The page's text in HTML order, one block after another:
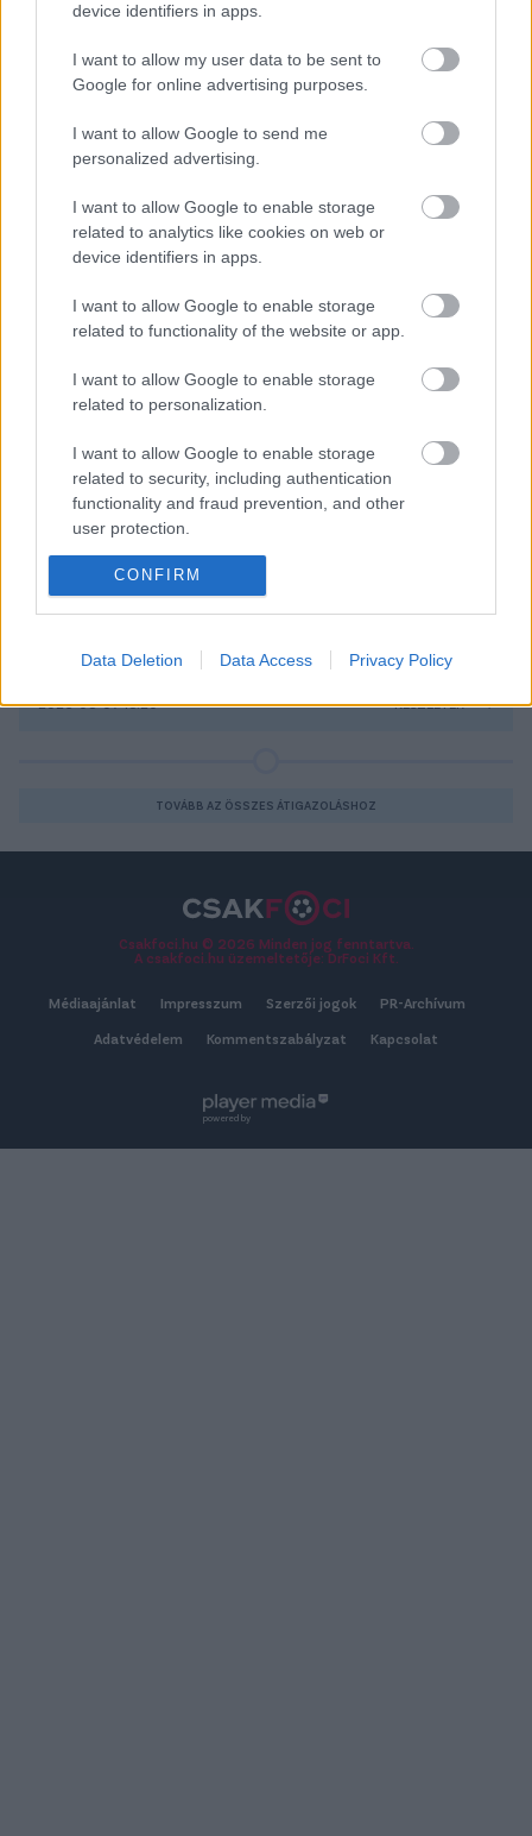
device identifiers in apps.
I want to allow my user data to be sent to
Google for online advertising purposes.
I want to allow Google to send me
personalized advertising.
I want to allow Google to enable storage
related to analytics like cookies on web or
device identifiers in apps.
I want to allow Google to enable storage
related to functionality of the website or app.
I want to allow Google to enable storage
related to personalization.
I want to allow Google to enable storage
related to security, including authentication
functionality and fraud prevention, and other
user protection.
CONFIRM
Data Deletion Data Access Privacy Policy
Szín:
5 649 000 Ft 1 349 000 Ft
TOVÁBBI AJÁNLATOK
Kövess minket a Facebookon is!
Átigazolások
Továbbra is számítanak rá
Willi Orbán
Az RB Leipzig sportigazgatója egyértelművé tette: a klub
továbbra isWilli Orbánnaltervezi a következő szezont.
2026-08-07 18:20 RÉSZLETEK
TOVÁBB AZ ÖSSZES ÁTIGAZOLÁSHOZ
Csakfoci.hu © 2026 Minden jog fenntartva.
A csakfoci.hu üzemeltetője: DrFoci Kft.
Médiaajánlat Impresszum Szerzői jogok PR-Archívum
Adatvédelem Kommentszabályzat Kapcsolat
powered by